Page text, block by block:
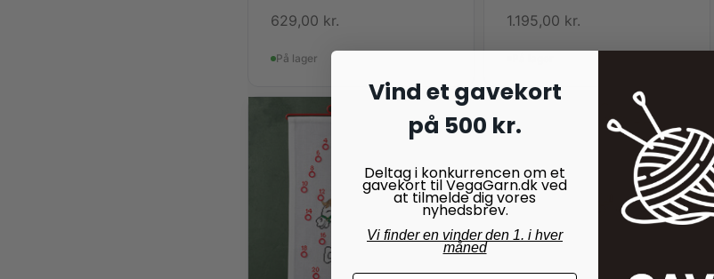
629,00 kr.
På lager
1.195,00 kr.
Vind et gavekort
på 500 kr.
Deltag i konkurrencen om et
gavekort til VegaGarn.dk ved
at tilmelde dig vores
nyhedsbrev.
Vi finder en vinder den 1. i hver
måned